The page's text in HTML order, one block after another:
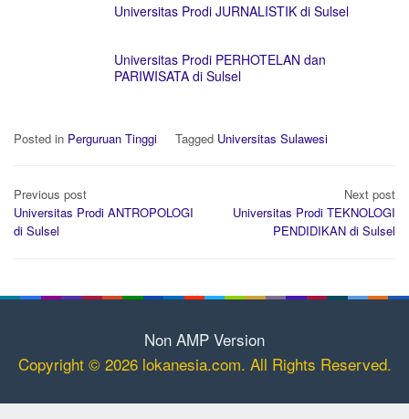
Universitas Prodi JURNALISTIK di Sulsel
Universitas Prodi PERHOTELAN dan
PARIWISATA di Sulsel
Posted in Perguruan Tinggi Tagged Universitas Sulawesi
Post
navigation
Previous post
Universitas Prodi ANTROPOLOGI
di Sulsel
Next post
Universitas Prodi TEKNOLOGI
PENDIDIKAN di Sulsel
Non AMP Version
Copyright © 2026 lokanesia.com. All Rights Reserved.